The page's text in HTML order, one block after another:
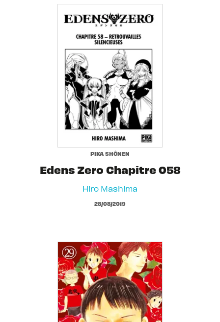
PIKA SHÔNEN
Edens Zero Chapitre 058
Hiro Mashima
28/08/2019